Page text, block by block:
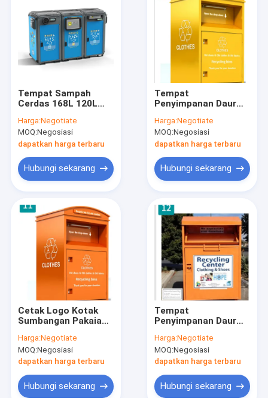
Rumah
Tentang kita
Wisata pabrik
Kontrol kualitas
Hubungi kami
Tempat Sampah
Cerdas 168L 120L
Harga:Negotiate
MOQ:Negosiasi
dapatkan harga terbaru
Hubungi sekarang
Tempat
Penyimpanan Daur
Donasi Kuning Tebal
2mm
Harga:Negotiate
MOQ:Negosiasi
dapatkan harga terbaru
Hubungi sekarang
Cetak Logo Kotak
Sumbangan Pakaian
Tebal
Harga:Negotiate
MOQ:Negosiasi
dapatkan harga terbaru
Hubungi sekarang
Tempat
Penyimpanan Daur
Iso 9001 Warna
Disesuaikan
Harga:Negotiate
MOQ:Negosiasi
dapatkan harga terbaru
Hubungi sekarang